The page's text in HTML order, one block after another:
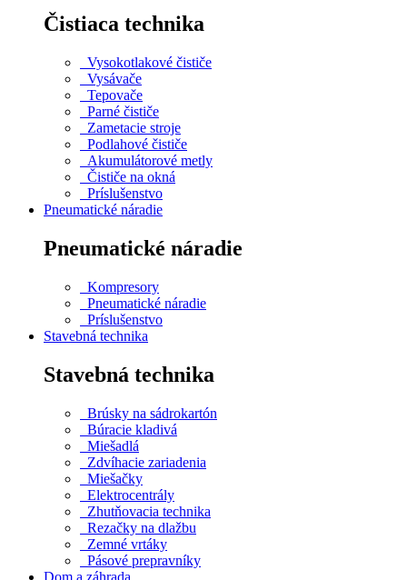
Čistiaca technika
Vysokotlakové čističe
Vysávače
Tepovače
Parné čističe
Zametacie stroje
Podlahové čističe
Akumulátorové metly
Čističe na okná
Príslušenstvo
Pneumatické náradie
Pneumatické náradie
Kompresory
Pneumatické náradie
Príslušenstvo
Stavebná technika
Stavebná technika
Brúsky na sádrokartón
Búracie kladivá
Miešadlá
Zdvíhacie zariadenia
Miešačky
Elektrocentrály
Zhutňovacia technika
Rezačky na dlažbu
Zemné vrtáky
Pásové prepravníky
Dom a záhrada